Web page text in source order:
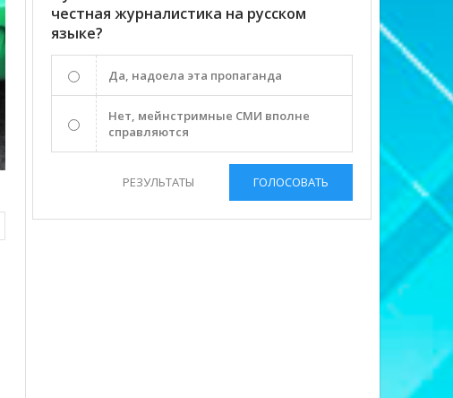
честная журналистика на русском
языке?
Да, надоела эта пропаганда
Нет, мейнстримные СМИ вполне
справляются
РЕЗУЛЬТАТЫ ГОЛОСОВАТЬ